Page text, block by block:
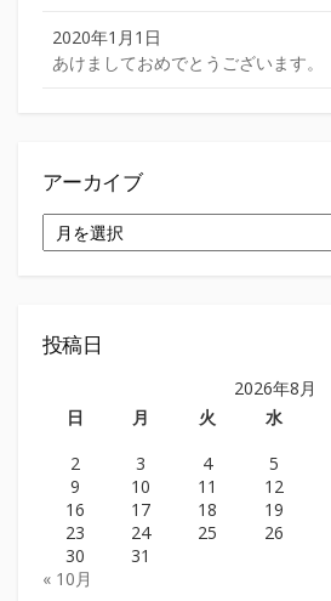
2020年1月1日
あけましておめでとうございます。
アーカイブ
ー
投稿日
2026年8月
日
月 火 水
2
3 4 5
9
10 11 12
16
17 18 19
23
24 25 26
30
31
« 10月